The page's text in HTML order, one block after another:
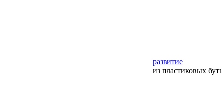
развитие
из пластиковых